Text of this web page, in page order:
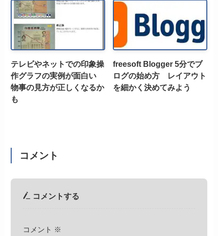
テレビやネットでの印象操
作グラフの実例が面白い
物事の見方が正しくなるか
も
freesoft Blogger 5分でブ
ログの始め方 レイアウト
を細かく決めてみよう
コメント
コメントする
コメント ※